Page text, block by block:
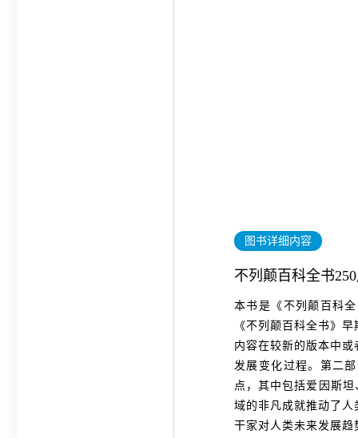
图书详细内容
不列颠百科全书
本书是《不列颠百科
《不列颠百科全书》
内容在较新的版本中
发展变化过程。第二
点，其中包括爱因斯
域的非凡成就推动了
干家对人类未来发展